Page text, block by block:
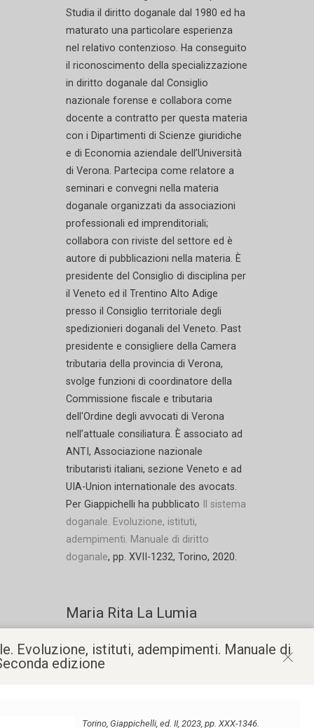
Studia il diritto doganale dal 1980 ed ha
maturato una particolare esperienza
nel relativo contenzioso. Ha conseguito
il riconoscimento della specializzazione
in diritto doganale dal Consiglio
nazionale forense e collabora come
docente a contratto per questa materia
con i Dipartimenti di Scienze giuridiche
e di Economia aziendale dell’Università
di Verona. Partecipa come relatore a
seminari e convegni nella materia
doganale organizzati da associazioni
professionali ed imprenditoriali;
collabora con riviste del settore ed è
autore di pubblicazioni nella materia. È
presidente del Consiglio di disciplina per
il Veneto ed il Trentino Alto Adige
presso il Consiglio territoriale degli
spedizionieri doganali del Veneto. Past
presidente e consigliere della Camera
tributaria della provincia di Verona,
svolge funzioni di coordinatore della
Commissione fiscale e tributaria
dell'Ordine degli avvocati di Verona
nell’attuale consiliatura. È associato ad
ANTI, Associazione nazionale
tributaristi italiani, sezione Veneto e ad
UIA-Union internationale des avocats.
Per Giappichelli ha pubblicato
Il sistema
doganale. Evoluzione, istituti,
adempimenti. Manuale di diritto
doganale, pp. XVII-1232, Torino, 2020.
Maria Rita La Lumia
AVVOCATO, PATROCINANTE IN CASSAZIONE
Avvocato, patrocinante in Cassazione e
esperienza nel diritto di famiglia ed è
Evoluzione, istituti, adempimenti. Manuale di
edizione